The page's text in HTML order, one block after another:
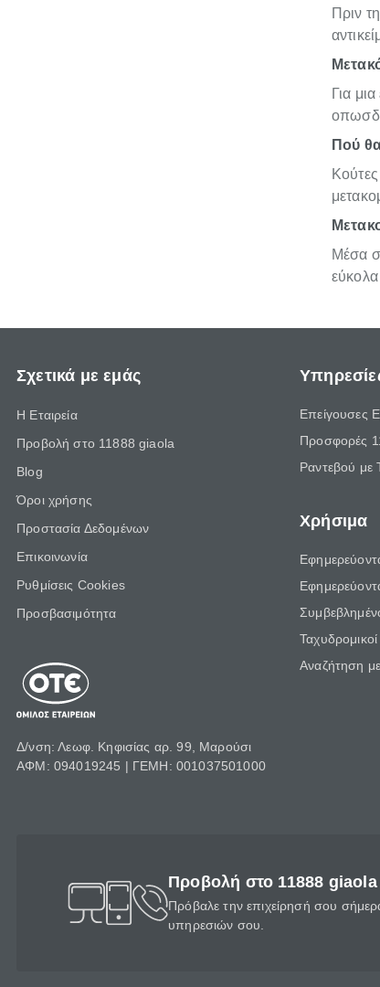
Πριν
Για
Πού
Μέσα
Σχετικά με εμάς
Η Εταιρεία
Προβολή στο 11888 giaola
Blog
Όροι χρήσης
Προστασία Δεδομένων
Επικοινωνία
Ρυθμίσεις Cookies
Προσβασιμότητα
Δ/νση: Λεωφ. Κηφισίας αρ. 99, Μαρούσι
ΑΦΜ: 094019245 | ΓΕΜΗ: 001037501000
Επείγουσες
Προσφορές
Ραντεβού με
Χρήσιμα
Αναζήτηση
Προβολή στο 11888 giaola
Πρόβαλε την επιχείρησή σου
υπηρεσιών σου.